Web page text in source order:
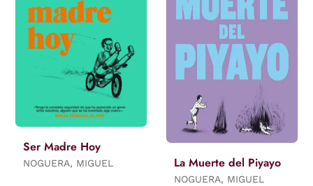
Ser Madre Hoy
NOGUERA, MIGUEL La Muerte del Piyayo
NOGUERA, MIGUEL